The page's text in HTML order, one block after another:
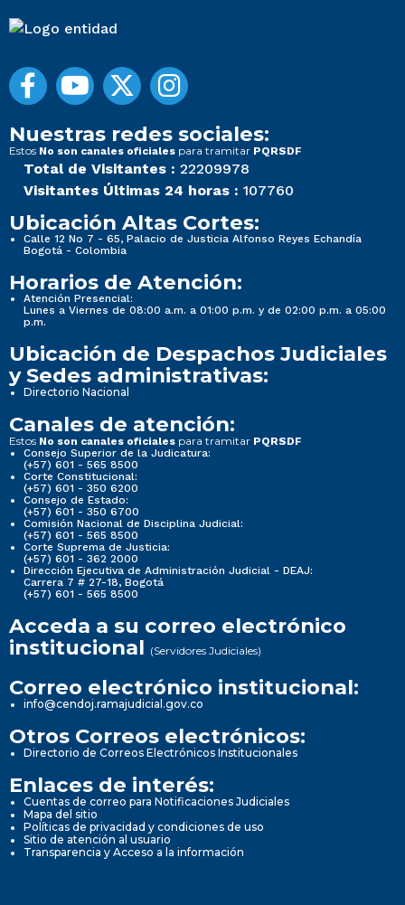
Nuestras redes sociales:
Estos No son canales oficiales para tramitar PQRSDF
Total de Visitantes : 22209978
Visitantes Últimas 24 horas : 107760
Ubicación Altas Cortes:
Calle 12 No 7 - 65, Palacio de Justicia Alfonso Reyes Echandía
Bogotá - Colombia
Horarios de Atención:
Atención Presencial:
Lunes a Viernes de 08:00 a.m. a 01:00 p.m. y de 02:00 p.m. a 05:00
p.m.
Ubicación de Despachos Judiciales
y Sedes administrativas:
Directorio Nacional
Canales de atención:
Estos No son canales oficiales para tramitar PQRSDF
Consejo Superior de la Judicatura:
(+57) 601 - 565 8500
Corte Constitucional:
(+57) 601 - 350 6200
Consejo de Estado:
(+57) 601 - 350 6700
Comisión Nacional de Disciplina Judicial:
(+57) 601 - 565 8500
Corte Suprema de Justicia:
(+57) 601 - 362 2000
Dirección Ejecutiva de Administración Judicial - DEAJ:
Carrera 7 # 27-18, Bogotá
(+57) 601 - 565 8500
Acceda a su correo electrónico
institucional (Servidores Judiciales)
Correo electrónico institucional:
info@cendoj.ramajudicial.gov.co
Otros Correos electrónicos:
Directorio de Correos Electrónicos Institucionales
Enlaces de interés:
Cuentas de correo para Notificaciones Judiciales
Mapa del sitio
Políticas de privacidad y condiciones de uso
Sitio de atención al usuario
Transparencia y Acceso a la información